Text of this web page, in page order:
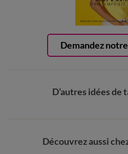
Demandez
D’autres idées de
Découvrez aussi